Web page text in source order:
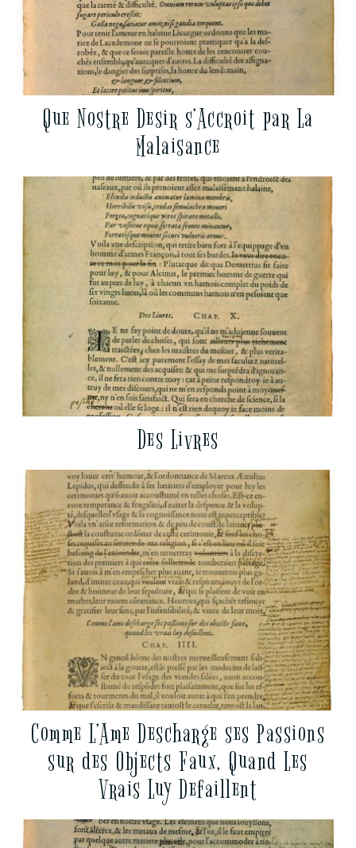
Que Nostre Desir s’Accroit par La
Malaisance
Des Livres
Comme L’Ame Descharge ses Passions
sur des Objects Faux, Quand Les
Vrais Luy Defaillent